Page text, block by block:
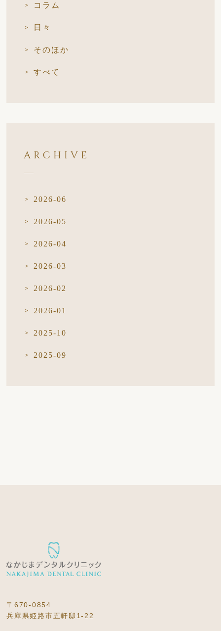
コラム
日々
そのほか
すべて
ARCHIVE
2026-06
2026-05
2026-04
2026-03
2026-02
2026-01
2025-10
2025-09
〒670-0854
兵庫県姫路市五軒邸1-22